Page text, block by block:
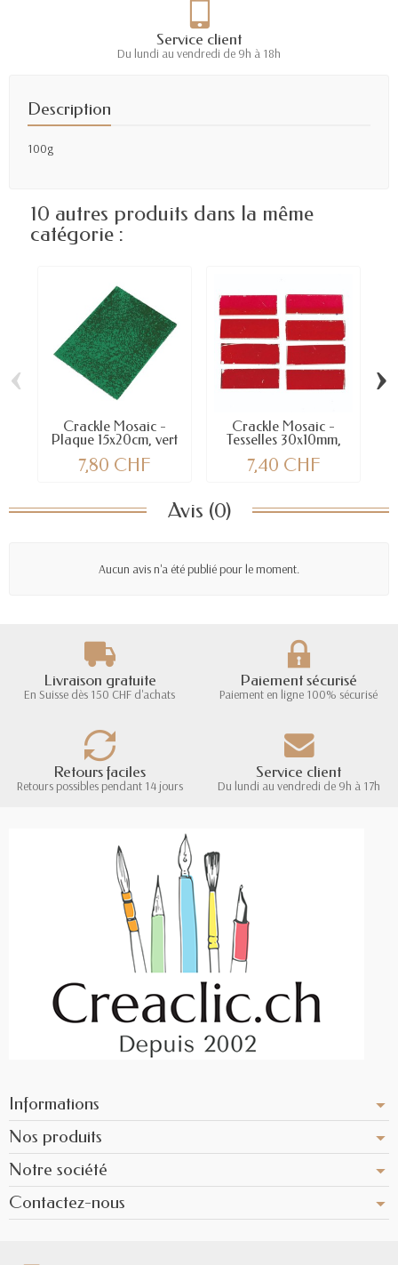
Service client
Du lundi au vendredi de 9h à 18h
Description
100g
10 autres produits dans la même
catégorie :
Crackle Mosaic -
Plaque 15x20cm, vert
7,80 CHF
Crackle Mosaic -
Tesselles 30x10mm,
7,40 CHF
‹ ›
Avis (0)
Aucun avis n'a été publié pour le moment.
Livraison gratuite
En Suisse dès 150 CHF d'achats
Paiement sécurisé
Paiement en ligne 100% sécurisé
Retours faciles
Retours possibles pendant 14 jours
Service client
Du lundi au vendredi de 9h à 17h
Informations
Nos produits
Notre société
Contactez-nous